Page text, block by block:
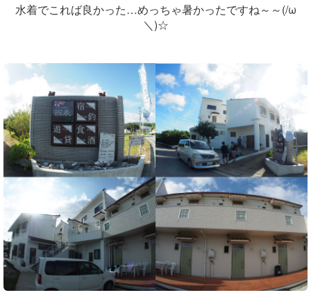
水着でこれば良かった…めっちゃ暑かったですね～～(/ω
＼)☆